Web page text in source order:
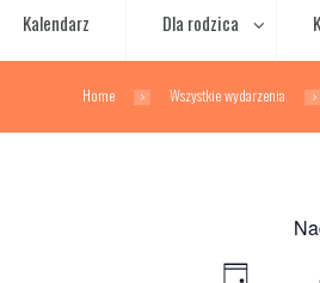
Kalendarz Dla rodzica
Home Wszystkie wydarzenia